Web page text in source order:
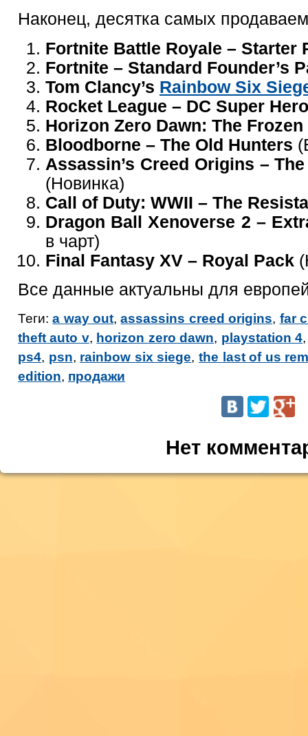
Наконец, десятка самых
Fortnite Battle Royale – Starter
Fortnite – Standard Founder’s
Tom Clancy’s Rainbow Six
Rocket League – DC Super
Horizon Zero Dawn: The
Bloodborne – The Old Hunters
Assassin’s Creed Origins –
(Новинка)
Call of Duty: WWII – The
Dragon Ball Xenoverse 2 –
в чарт)
Final Fantasy XV – Royal Pack
Все данные актуальны для
Теги:a way out,assassins creed origins, far
theft auto v, horizon zero dawn, playstation 4
ps4, psn, rainbow six siege, the last of us
edition, продажи
Нет